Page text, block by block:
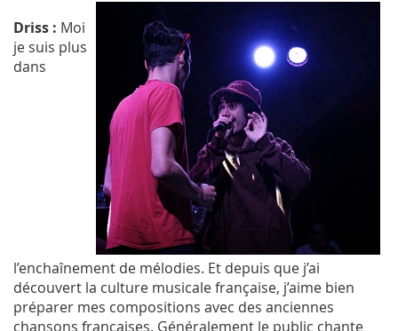
Driss : Moi
je suis plus
dans
l’enchaînement de mélodies. Et depuis que j’ai
découvert la culture musicale française, j’aime bien
préparer mes compositions avec des anciennes
chansons françaises. Généralement le public chante